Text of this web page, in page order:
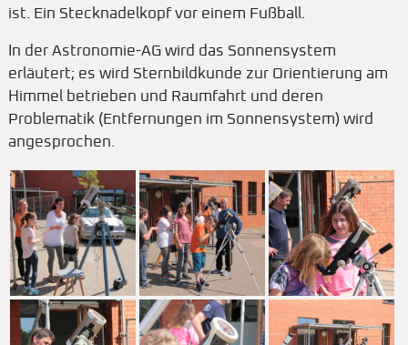
ist. Ein Stecknadelkopf vor einem Fußball.
In der Astronomie-AG wird das Sonnensystem
erläutert; es wird Sternbildkunde zur Orientierung am
Himmel betrieben und Raumfahrt und deren
Problematik (Entfernungen im Sonnensystem) wird
angesprochen.